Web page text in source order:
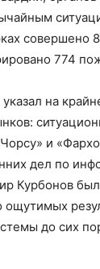
совершено
774
на
и
дел по
Курбонов
ощутимых
до сих